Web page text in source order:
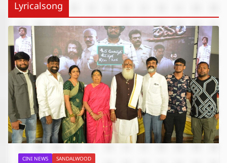
Lyricalsong
CINI NEWS SANDALWOOD